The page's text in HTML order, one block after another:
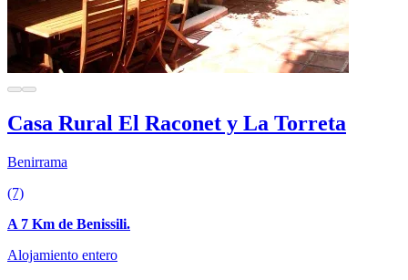
Casa Rural El Raconet y La Torreta
Benirrama
(7)
A 7 Km de Benissili.
Alojamiento entero